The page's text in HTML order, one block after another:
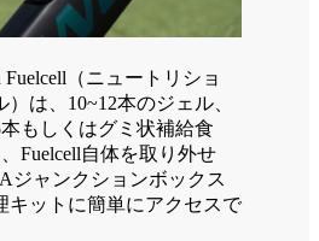
（ニュートリショ
は、10~12本のジェル、
もしくはグミ状補給食
Fuelcell自体を取り外せ
ジャンクションボックス
キットに簡単にアクセスで